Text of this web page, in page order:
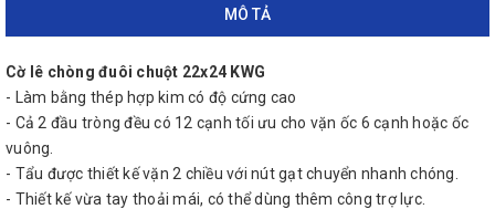
MÔ TẢ
Cờ lê chòng đuôi chuột 22x24 KWG
- Làm bằng thép hợp kim có độ cứng cao
- Cả 2 đầu tròng đều có 12 cạnh tối ưu cho vặn ốc 6 cạnh hoặc ốc
vuông.
- Tẩu được thiết kế vặn 2 chiều với nút gạt chuyển nhanh chóng.
- Thiết kế vừa tay thoải mái, có thể dùng thêm công trợ lực.